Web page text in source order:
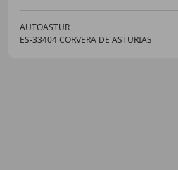
AUTOASTUR
ES-33404 CORVERA DE ASTURIAS